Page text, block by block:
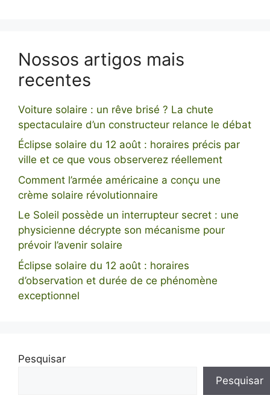
Nossos artigos mais
recentes
Voiture solaire : un rêve brisé ? La chute
spectaculaire d’un constructeur relance le débat
Éclipse solaire du 12 août : horaires précis par
ville et ce que vous observerez réellement
Comment l’armée américaine a conçu une
crème solaire révolutionnaire
Le Soleil possède un interrupteur secret : une
physicienne décrypte son mécanisme pour
prévoir l’avenir solaire
Éclipse solaire du 12 août : horaires
d’observation et durée de ce phénomène
exceptionnel
Pesquisar
Pesquisar